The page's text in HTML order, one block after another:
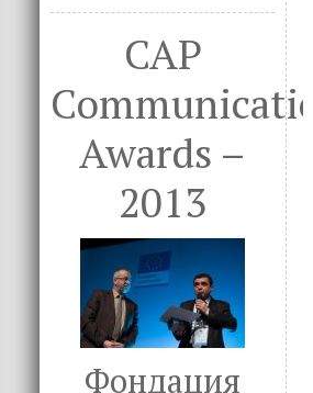
CAP
Awards –
2013
Фондация